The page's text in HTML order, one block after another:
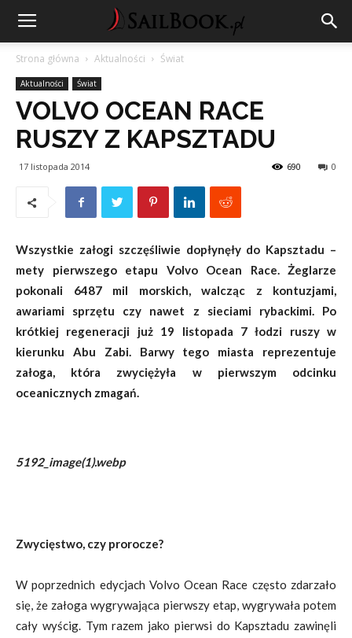
Strona główna Aktualności Świat
Aktualności Świat
VOLVO OCEAN RACE
RUSZY Z KAPSZTADU
17 listopada 2014 0
690
Wszystkie załogi szczęśliwie dopłynęły do Kapsztadu –
mety pierwszego etapu Volvo Ocean Race. Żeglarze
pokonali 6487 mil morskich, walcząc z kontuzjami,
awariami sprzętu czy nawet z sieciami rybackimi. Po
krótkiej regeneracji już 19 listopada 7 łodzi ruszy w
kierunku Abu Zabi. Barwy tego miasta reprezentuje
załoga, która zwyciężyła w pierwszym odcinku
oceanicznych zmagań.
5192_image(1).webp
Zwycięstwo, czy prorocze?
W poprzednich edycjach Volvo Ocean Race często zdarzało
się, że załoga wygrywająca pierwszy etap, wygrywała potem
cały wyścig. Tym razem jako pierwsi do Kapsztadu zawinęli